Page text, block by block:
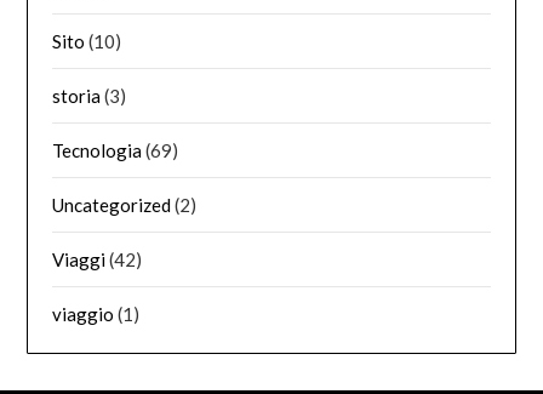
Sito (10)
storia(3)
Tecnologia(69)
Uncategorized(2)
Viaggi(42)
viaggio (1)